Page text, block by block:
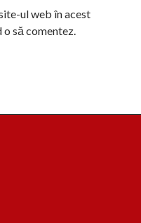
ul web în acest
să comentez.